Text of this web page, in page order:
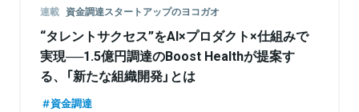
連載 資金調達スタートアップのヨコガオ
“タレントサクセス”をAI×プロダクト×仕組みで
実現──1.5億円調達のBoost Healthが提案す
る、「新たな組織開発」とは
資金調達